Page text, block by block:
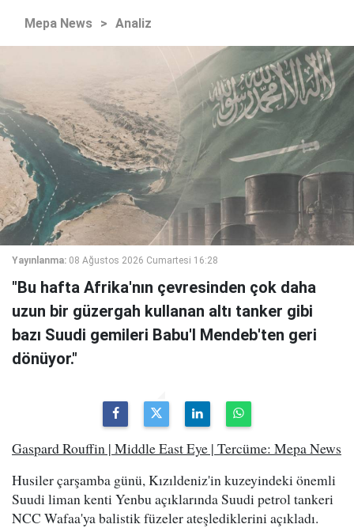
Mepa News > Analiz
Yayınlanma: 08 Ağustos 2026 Cumartesi 16:28
"Bu hafta Afrika'nın çevresinden çok daha
uzun bir güzergah kullanan altı tanker gibi
bazı Suudi gemileri Babu'l Mendeb'ten geri
dönüyor."
Gaspard Rouffin | Middle East Eye | Tercüme: Mepa News
Husiler çarşamba günü, Kızıldeniz'in kuzeyindeki önemli
Suudi liman kenti Yenbu açıklarında Suudi petrol tankeri
NCC Wafaa'ya balistik füzeler ateşlediklerini açıkladı.